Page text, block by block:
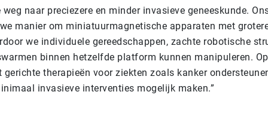
weg naar preciezere en minder invasieve geneeskunde.
manier om miniatuurmagnetische apparaten met
we individuele gereedschappen, zachte robotische
binnen hetzelfde platform kunnen manipuleren.
therapieën voor ziekten zoals kanker
invasieve interventies mogelijk maken.”